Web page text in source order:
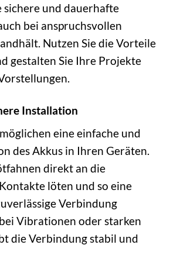
sichere und dauerhafte
bei anspruchsvollen
Nutzen Sie die Vorteile
gestalten Sie Ihre Projekte
Installation
eine einfache und
des Akkus in Ihren Geräten.
direkt an die
löten und so eine
Verbindung
Vibrationen oder starken
die Verbindung stabil und